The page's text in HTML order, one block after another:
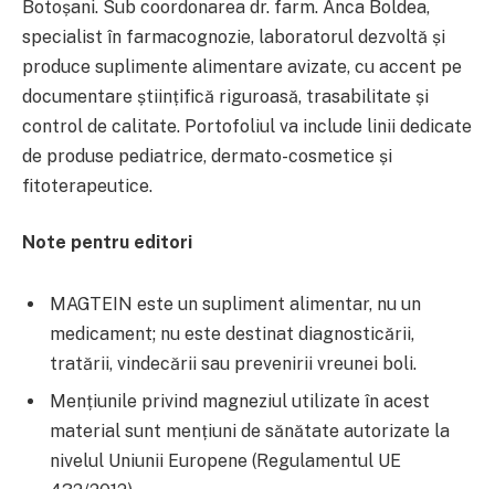
Botoșani. Sub coordonarea dr. farm. Anca Boldea,
specialist în farmacognozie, laboratorul dezvoltă și
produce suplimente alimentare avizate, cu accent pe
documentare științifică riguroasă, trasabilitate și
control de calitate. Portofoliul va include linii dedicate
de produse pediatrice, dermato-cosmetice și
fitoterapeutice.
Note pentru editori
MAGTEIN este un supliment alimentar, nu un
medicament; nu este destinat diagnosticării,
tratării, vindecării sau prevenirii vreunei boli.
Mențiunile privind magneziul utilizate în acest
material sunt mențiuni de sănătate autorizate la
nivelul Uniunii Europene (Regulamentul UE